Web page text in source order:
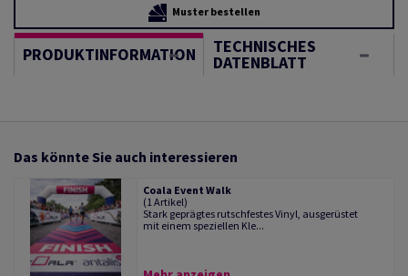
Muster bestellen
PRODUKTINFORMATION TECHNISCHES
DATENBLATT
Das könnte Sie auch interessieren
Coala Event Walk
(1 Artikel)
Stark geprägtes rutschfestes Vinyl, ausgerüstet
mit einem speziellen Kle...